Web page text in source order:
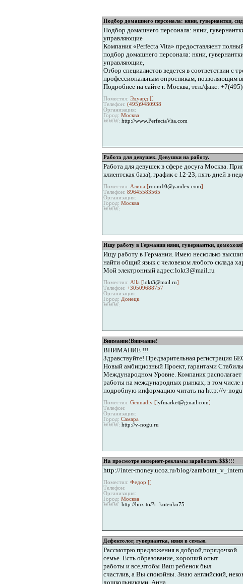
Подбор домашнего персонала: няни, гувернантки,
Подбор домашнего персонала: няни,
управляющие
Компания «Perfecta Vita» предоставляент
подбор домашнего персонала: няни,
управляющие,
Отбор специалистов ведется в соответствии с
профессиональным опросникам, позволяющим
Подробнее на сайте г. Москва, тел./факс:
Поместил: Эдуард []
Телефон: (495)9480938
Организация:
Город: Москва
WWW: http://www.PerfectaVita.com
Работа для девушек. Девушки на работу.
Работа для девушек в сфере досуга Москва.
клиентская база), график с 12-23, пять дней в
Поместил: Алина [room10@yandex.com]
Телефон: 89645583565
Организация:
Город: Москва
WWW:
Ищу работу в Германии няни, гувернантки,
Ищу работу в Германии. Имею несколько
найти общий язык с человеком любого склада
Мой электронный адрес:lokt3@mail.ru
Поместил: Alla [lokt3@mail.ru]
Телефон: +30509688757
Организация:
Город: Донецк
WWW:
Внимание!Внимание!
ВНИМАНИЕ !!!
Здравствуйте! Предварительная регистрация
Новый амбициозный Проект, гарантами
Международном Уровне. Компания
работы на международных рынках, в том числе
подробную информацию читать на http://v-
Поместил: Gennadiy [lyfmarket@gmail.com]
Телефон:
Организация:
Город: Самара
WWW: http://v-nogu.ru
На просмотре интернет-рекламы заработать $$$!!!
http://inter-money.ucoz.ru/blog/
Поместил: Федор []
Телефон:
Организация:
Город: Москва
WWW: http://bux.to/?r=kotenko75
Дефектолог, гувернантка, няня в семью.
Рассмотрю предложения в доброй,порядочкой
семье. Есть образование, хороший опыт
работы и все,чтобы Ваш ребенок был
счастлив, а Вы спокойны. Знаю английский,
дошкольниками. Анна